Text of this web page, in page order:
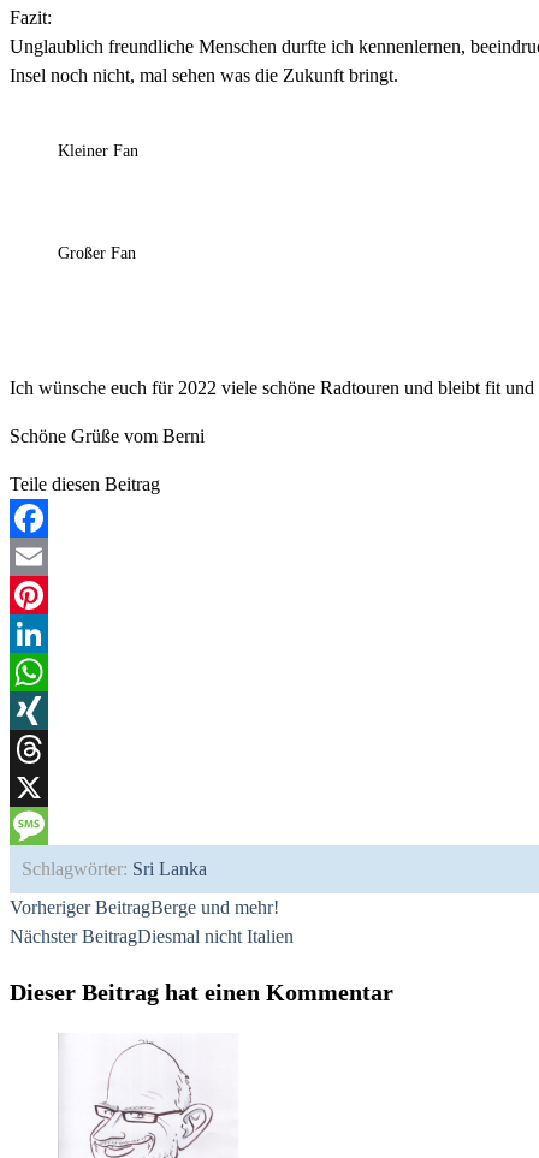
Fazit:
Unglaublich freundliche Menschen durfte ich kennenlernen,
Insel noch nicht, mal sehen was die Zukunft bringt.
Kleiner Fan
Großer Fan
Ich wünsche euch für 2022 viele schöne Radtouren und bleibt fit und
Schöne Grüße vom Berni
Teile diesen Beitrag
Facebook
Email
Pinterest
LinkedIn
WhatsApp
XING
Threads
X
Message
Schlagwörter: Sri Lanka
Weitere
Artikel
ansehen
Vorheriger BeitragBerge und mehr!
Nächster BeitragDiesmal nicht Italien
Dieser Beitrag hat einen Kommentar